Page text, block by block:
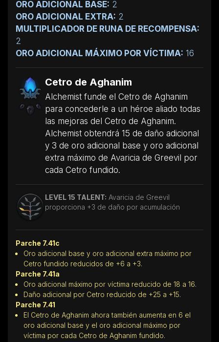
ORO ADICIONAL BASE: 2
ORO ADICIONAL EXTRA: 2
MULTIPLICADOR DE RUNA DE RECOMPENSA:
2
ORO ADICIONAL MÁXIMO POR VÍCTIMA: 16
Cetro de Aghanim
Alchemist funde el Cetro de Aghanim
para concederle a un héroe aliado todas
las mejoras del Cetro de Aghanim.
Alchemist obtendrá 15 de daño adicional
y 3 de oro adicional base y oro adicional
extra máximo de Avaricia de Greevil por
cada Cetro fundido.
LEVEL 15 TALENT: Avaricia de Greevil
proporciona +3 de daño por acumulación
Parche 7.41c
Oro adicional base y oro adicional extra máximo por
Cetro fundido reducidos de +6 a +3.
Parche 7.41a
Oro adicional máximo por víctima reducido de 18 a 16.
Daño adicional por Cetro reducido de +25 a +15.
Parche 7.41
El Cetro de Aghanim ahora también aumenta en 6 el
oro adicional base y el oro adicional máximo por
víctima por cada Cetro de Aghanim fundido.